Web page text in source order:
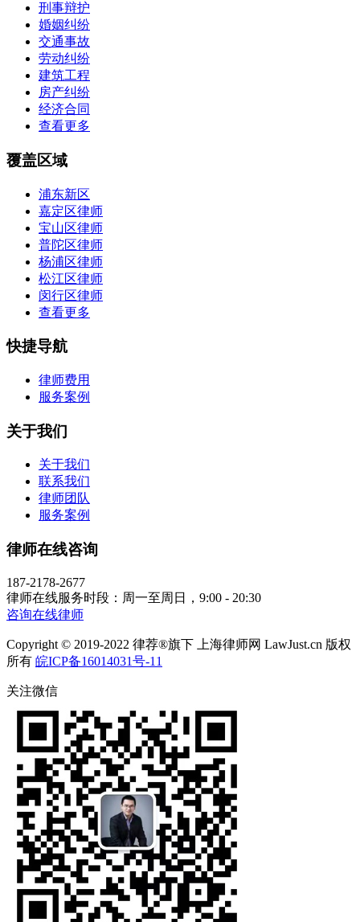
刑事辩护
婚姻纠纷
交通事故
劳动纠纷
建筑工程
房产纠纷
经济合同
查看更多
覆盖区域
浦东新区
嘉定区律师
宝山区律师
普陀区律师
杨浦区律师
松江区律师
闵行区律师
查看更多
快捷导航
律师费用
服务案例
关于我们
关于我们
联系我们
律师团队
服务案例
律师在线咨询
187-2178-2677
律师在线服务时段：周一至周日，9:00 - 20:30
咨询在线律师
Copyright © 2019-2022 律荐®旗下 上海律师网 LawJust.cn 版权
所有 皖ICP备16014031号-11
关注微信